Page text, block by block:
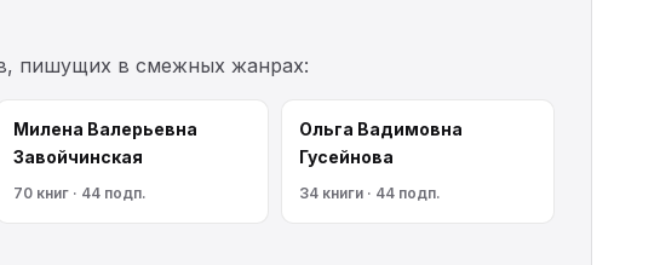
пишущих в смежных жанрах:
Милена Валерьевна
Завойчинская
70 книг · 44 подп.
Ольга Вадимовна
Гусейнова
34 книги · 44 подп.